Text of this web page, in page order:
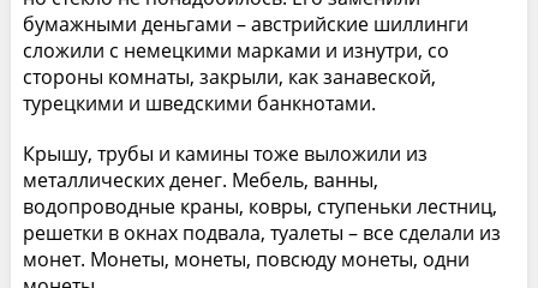
бумажными деньгами – австрийские шиллинги
сложили с немецкими марками и изнутри, со
стороны комнаты, закрыли, как занавеской,
турецкими и шведскими банкнотами.
Крышу, трубы и камины тоже выложили из
металлических денег. Мебель, ванны,
водопроводные краны, ковры, ступеньки лестниц,
решетки в окнах подвала, туалеты – все сделали из
монет. Монеты, монеты, повсюду монеты, одни